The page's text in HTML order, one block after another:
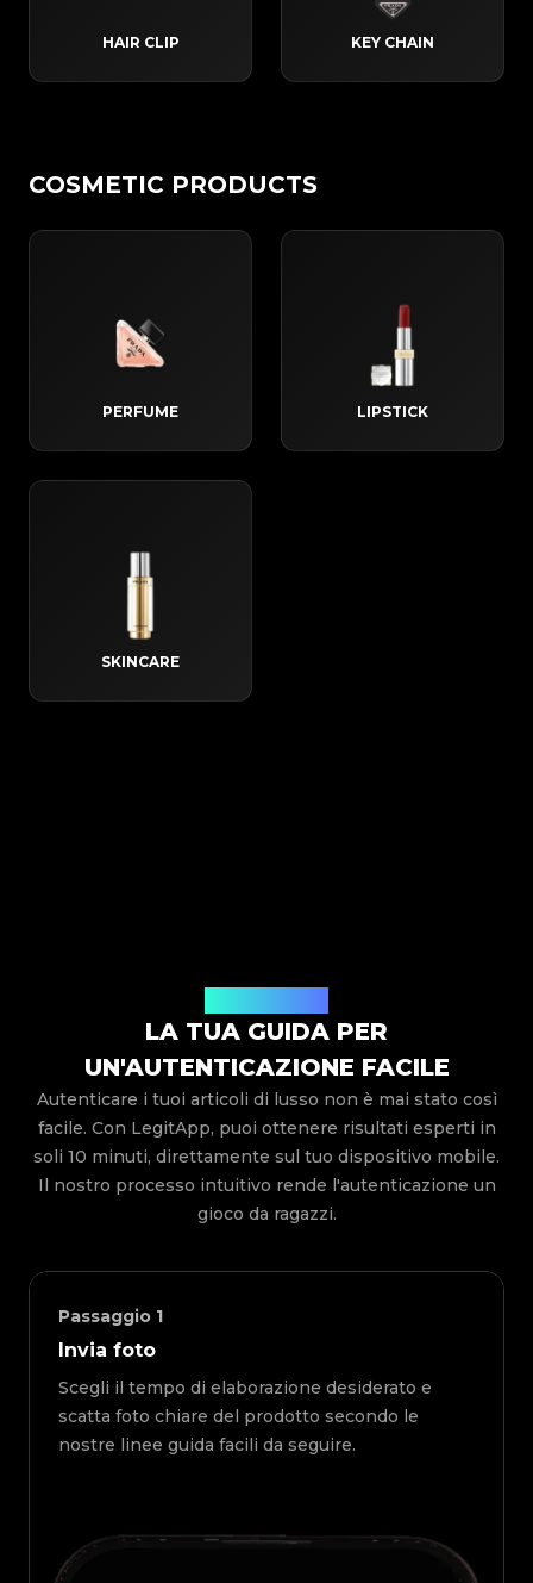
HAIR CLIP KEY CHAIN
COSMETIC PRODUCTS
PERFUME LIPSTICK
SKINCARE
LA TUA GUIDA PER
UN'AUTENTICAZIONE FACILE
Autenticare i tuoi articoli di lusso non è mai stato così
facile. Con LegitApp, puoi ottenere risultati esperti in
soli 10 minuti, direttamente sul tuo dispositivo mobile.
Il nostro processo intuitivo rende l'autenticazione un
gioco da ragazzi.
Passaggio 1
Invia foto
Scegli il tempo di elaborazione desiderato e
scatta foto chiare del prodotto secondo le
nostre linee guida facili da seguire.